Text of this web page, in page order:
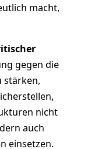
macht,
gegen die
stärken,
nicht
auch
einsetzen.